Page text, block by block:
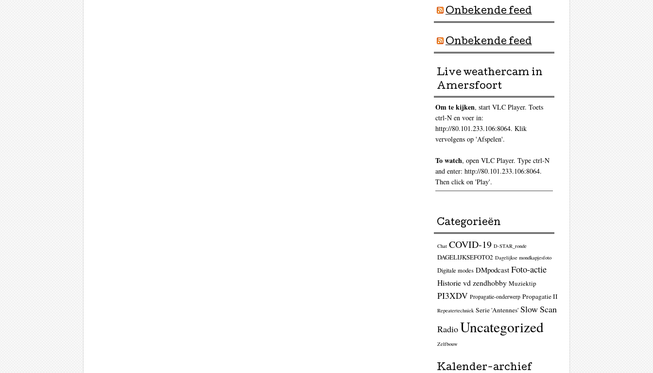
Onbekende feed
Onbekende feed
Live weathercam in
Amersfoort
Om te kijken, start VLC Player. Toets
ctrl-N en voer in:
http://80.101.233.106:8064. Klik
vervolgens op 'Afspelen'.
To watch, open VLC Player. Type ctrl-N
and enter: http://80.101.233.106:8064.
Then click on 'Play'.
Categorieën
Chat COVID-19 D-STAR_ronde
DAGELIJKSEFOTO2 Dagelijkse mondkapjesfoto
Digitale modes DMpodcast Foto-actie
Historie vd zendhobby Muziektip
PI3XDV Propagatie-onderwerp Propagatie II
Repeatertechniek Serie 'Antennes' Slow Scan
RadioUncategorized
Zelfbouw
Kalender-archief